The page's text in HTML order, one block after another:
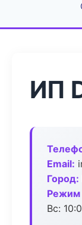
ИП
Email:
Город:
Режим
Вс: